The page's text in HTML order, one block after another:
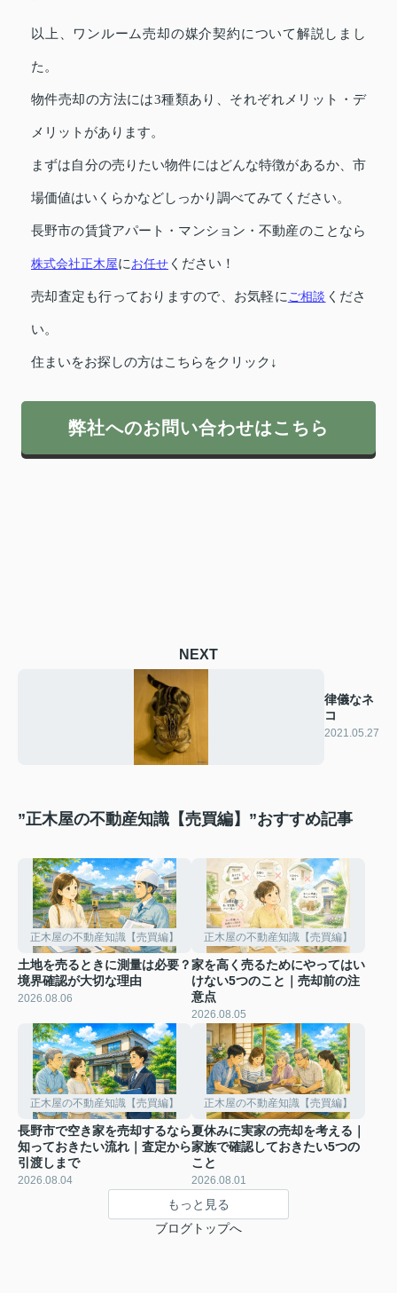
以上、ワンルーム売却の媒介契約について解説しまし
た。
物件売却の方法には3種類あり、それぞれメリット・デ
メリットがあります。
まずは自分の売りたい物件にはどんな特徴があるか、市
場価値はいくらかなどしっかり調べてみてください。
長野市の賃貸アパート・マンション・不動産のことなら
株式会社正木屋にお任せ ください！
売却査定も行っておりますので、お気軽にご相談 くださ
い。
住まいをお探しの方はこちらをクリック↓
弊社へのお問い合わせはこちら
NEXT
律儀なネ
コ
2021.05.27
”正木屋の不動産知識【売買編】”おすすめ記事
正木屋の不動産知識【売買編】
土地を売るときに測量は必要？
境界確認が大切な理由
2026.08.06
正木屋の不動産知識【売買編】
家を高く売るためにやってはい
けない5つのこと｜売却前の注
意点
2026.08.05
正木屋の不動産知識【売買編】
長野市で空き家を売却するなら
知っておきたい流れ｜査定から
引渡しまで
2026.08.04
正木屋の不動産知識【売買編】
夏休みに実家の売却を考える｜
家族で確認しておきたい5つの
こと
2026.08.01
もっと見る
ブログトップへ